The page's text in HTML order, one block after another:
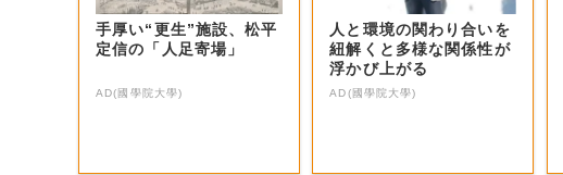
手厚い“更生”施設、松平
定信の「人足寄場」
AD(國學院大學)
人と環境の関わり合いを
紐解くと多様な関係性が
浮かび上がる
AD(國學院大學)